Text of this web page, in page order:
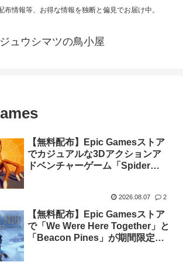
布情報等、お得な情報を独断と偏見でお届け中。
ジュウシマツの鳥小屋
【無料配布】Epic Gamesストア
でカジュアルな3Dアクションア
ドベンチャーゲーム「Spider
2026.08.07 2
【無料配布】Epic Gamesストア
で「We Were Here Together」と
「Beacon Pines」が期間限定で